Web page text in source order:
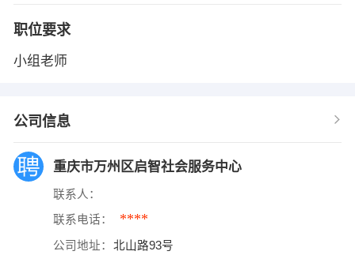
职位要求
小组老师
公司信息
重庆市万州区启智社会服务中心
联系人：
联系电话： ****
公司地址： 北山路93号